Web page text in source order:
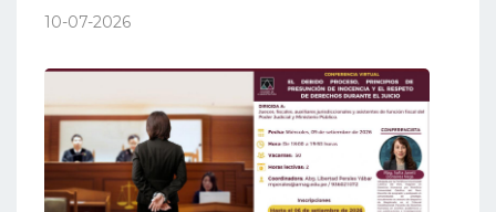
10-07-2026